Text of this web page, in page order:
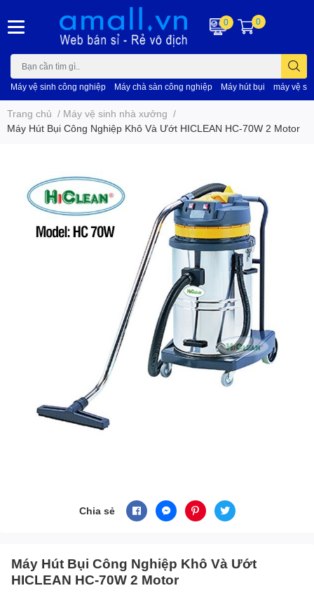
Máy vệ sinh công nghiệp Máy chà sàn công nghiệp Máy hút bụi máy vệ
0 0
Trang chủ / Máy vệ sinh nhà xưởng /
Máy Hút Bụi Công Nghiệp Khô Và Ướt HICLEAN HC-70W 2 Motor
Chia sẻ
Máy Hút Bụi Công Nghiệp Khô Và Ướt
HICLEAN HC-70W 2 Motor